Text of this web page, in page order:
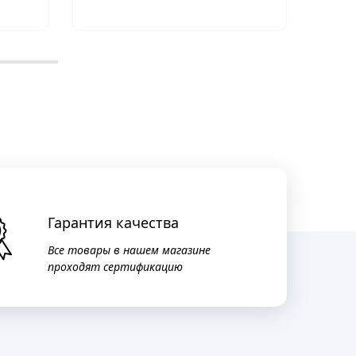
Гарантия качества
Все товары в нашем магазине
проходят сертификацию